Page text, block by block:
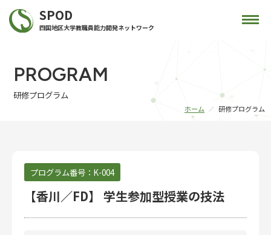
SPOD
四国地区大学教職員能力開発ネットワーク
PROGRAM
研修プログラム
ホーム 研修プログラム
プログラム番号： K-004
【香川／FD】 学生参加型授業の技法